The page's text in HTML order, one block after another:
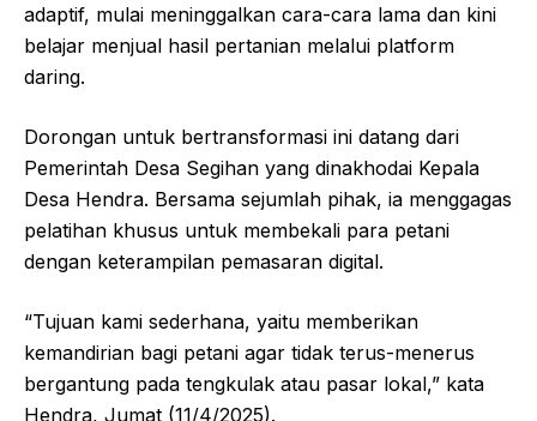
adaptif, mulai meninggalkan cara-cara lama dan kini
belajar menjual hasil pertanian melalui platform
daring.
Dorongan untuk bertransformasi ini datang dari
Pemerintah Desa Segihan yang dinakhodai Kepala
Desa Hendra. Bersama sejumlah pihak, ia menggagas
pelatihan khusus untuk membekali para petani
dengan keterampilan pemasaran digital.
“Tujuan kami sederhana, yaitu memberikan
kemandirian bagi petani agar tidak terus-menerus
bergantung pada tengkulak atau pasar lokal,” kata
Hendra, Jumat (11/4/2025).